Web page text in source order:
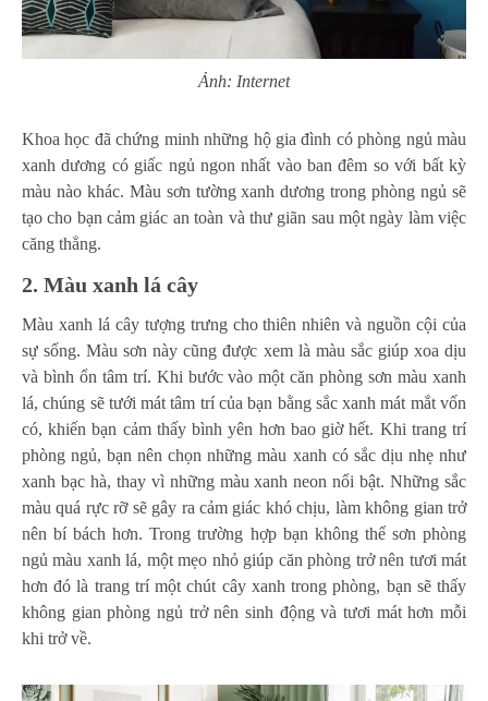
Ảnh: Internet
Khoa học đã chứng minh những hộ gia đình có phòng ngủ màu
xanh dương có giấc ngủ ngon nhất vào ban đêm so với bất kỳ
màu nào khác. Màu sơn tường xanh dương trong phòng ngủ sẽ
tạo cho bạn cảm giác an toàn và thư giãn sau một ngày làm việc
căng thẳng.
2. Màu xanh lá cây
Màu xanh lá cây tượng trưng cho thiên nhiên và nguồn cội của
sự sống. Màu sơn này cũng được xem là màu sắc giúp xoa dịu
và bình ổn tâm trí. Khi bước vào một căn phòng sơn màu xanh
lá, chúng sẽ tưới mát tâm trí của bạn bằng sắc xanh mát mắt vốn
có, khiến bạn cảm thấy bình yên hơn bao giờ hết. Khi trang trí
phòng ngủ, bạn nên chọn những màu xanh có sắc dịu nhẹ như
xanh bạc hà, thay vì những màu xanh neon nổi bật. Những sắc
màu quá rực rỡ sẽ gây ra cảm giác khó chịu, làm không gian trở
nên bí bách hơn. Trong trường hợp bạn không thể sơn phòng
ngủ màu xanh lá, một mẹo nhỏ giúp căn phòng trở nên tươi mát
hơn đó là trang trí một chút cây xanh trong phòng, bạn sẽ thấy
không gian phòng ngủ trở nên sinh động và tươi mát hơn mỗi
khi trở về.